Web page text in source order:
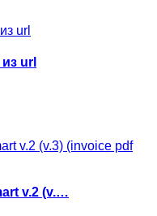
url
v.2 (v.…